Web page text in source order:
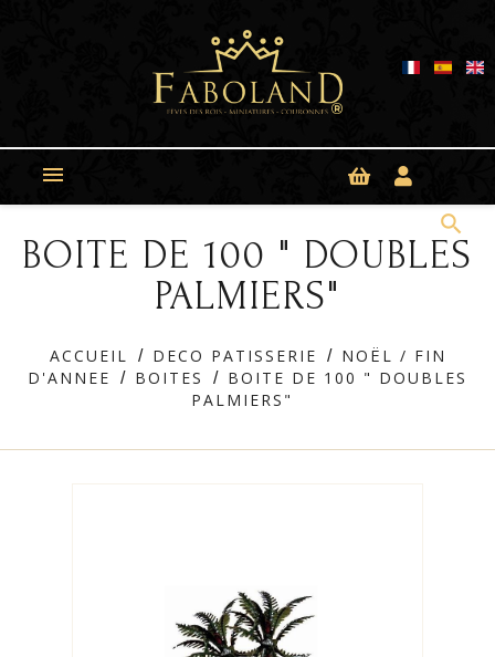

search
BOITE DE 100 " DOUBLES
PALMIERS"
ACCUEIL DECO PATISSERIE
NOËL / FIN
D'ANNEE
BOITES
BOITE DE 100 " DOUBLES
PALMIERS"